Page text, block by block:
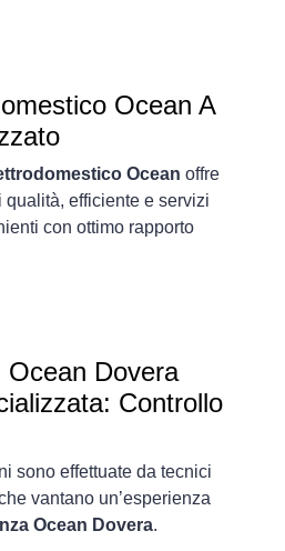
Ocean A
Ocean offre
qualità, efficiente e servizi
con ottimo rapporto
Ocean Dovera
Controllo
sono effettuate da tecnici
vantano un’esperienza
Ocean Dovera.